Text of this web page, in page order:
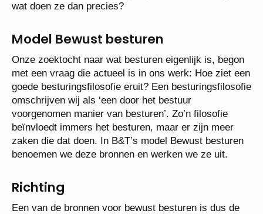
wat doen ze dan precies?
Model Bewust besturen
Onze zoektocht naar wat besturen eigenlijk is, begon
met een vraag die actueel is in ons werk: Hoe ziet een
goede besturingsfilosofie eruit? Een besturingsfilosofie
omschrijven wij als ‘een door het bestuur
voorgenomen manier van besturen’. Zo’n filosofie
beïnvloedt immers het besturen, maar er zijn meer
zaken die dat doen. In B&T’s model Bewust besturen
benoemen we deze bronnen en werken we ze uit.
Richting
Een van de bronnen voor bewust besturen is dus de